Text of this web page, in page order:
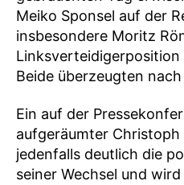
Meiko Sponsel auf der
insbesondere Moritz
Beide überzeugten
Ein auf der
aufgeräumter
jedenfalls deutlich die
seiner Wechsel und